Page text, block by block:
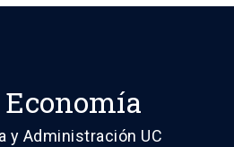
y Administración UC